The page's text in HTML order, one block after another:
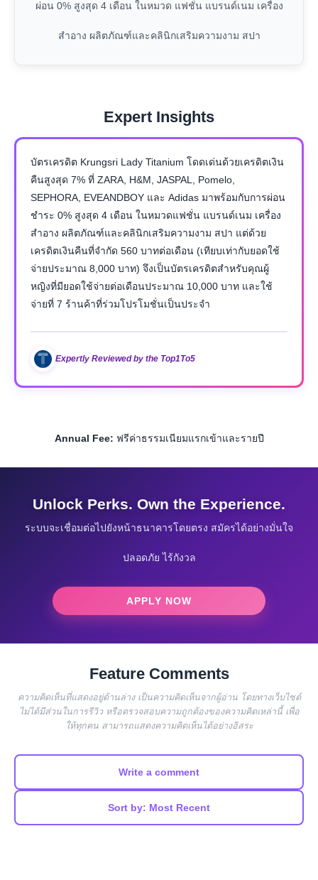
ผ่อน 0% สูงสุด 4 เดือน ในหมวด แฟชั่น แบรนด์เนม เครื่อง
สำอาง ผลิตภัณฑ์และคลินิกเสริมความงาม สปา
Expert Insights
บัตรเครดิต Krungsri Lady Titanium โดดเด่นด้วยเครดิตเงิน
คืนสูงสุด 7% ที่ ZARA, H&M, JASPAL, Pomelo,
SEPHORA, EVEANDBOY และ Adidas มาพร้อมกับการผ่อน
ชำระ 0% สูงสุด 4 เดือน ในหมวดแฟชั่น แบรนด์เนม เครื่อง
สำอาง ผลิตภัณฑ์และคลินิกเสริมความงาม สปา แต่ด้วย
เครดิตเงินคืนที่จำกัด 560 บาทต่อเดือน (เทียบเท่ากับยอดใช้
จ่ายประมาณ 8,000 บาท) จึงเป็นบัตรเครดิตสำหรับคุณผู้
หญิงที่มียอดใช้จ่ายต่อเดือนประมาณ 10,000 บาท และใช้
จ่ายที่ 7 ร้านค้าที่ร่วมโปรโมชั่นเป็นประจำ
Expertly Reviewed by the Top1To5
Annual Fee: ฟรีค่าธรรมเนียมแรกเข้าและรายปี
Unlock Perks. Own the Experience.
ระบบจะเชื่อมต่อไปยังหน้าธนาคารโดยตรง สมัครได้อย่างมั่นใจ
ปลอดภัย ไร้กังวล
APPLY NOW
Feature Comments
ความคิดเห็นที่แสดงอยู่ด้านล่าง เป็นความคิดเห็นจากผู้อ่าน โดยทางเว็บไซต์
ไม่ได้มีส่วนในการรีวิว หรือตรวจสอบความถูกต้องของความคิดเหล่านี้ เพื่อ
ให้ทุกคน สามารถแสดงความคิดเห็นได้อย่างอิสระ
Write a comment
Sort by: Most Recent